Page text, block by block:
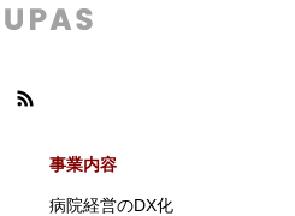
事業内容
病院経営のDX化